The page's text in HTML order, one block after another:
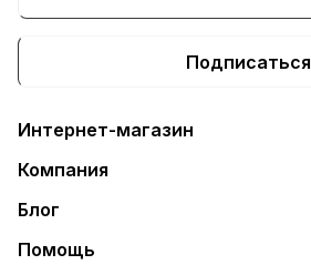
Подписаться
Интернет-магазин
Компания
Блог
Помощь